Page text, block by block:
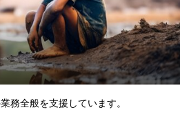
務全般を支援しています。